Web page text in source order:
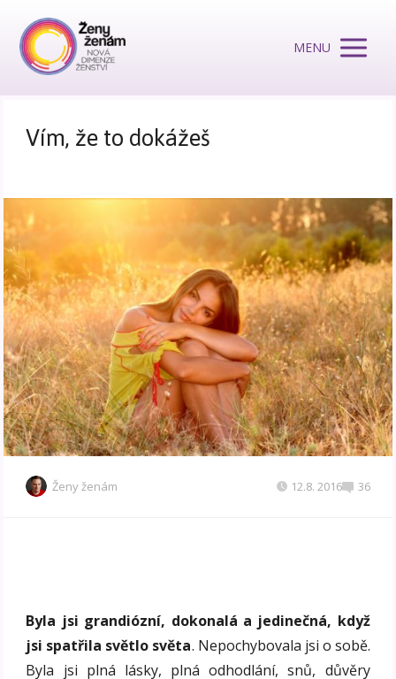
MENU
Vím, že to dokážeš
Ženy ženám 12.8. 2016 36
Byla jsi grandiózní, dokonalá a jedinečná, když
jsi spatřila světlo světa. Nepochybovala jsi o sobě.
Byla jsi plná lásky, plná odhodlání, snů, důvěry